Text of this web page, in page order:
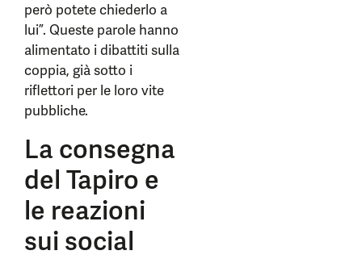
però potete chiederlo a
lui”. Queste parole hanno
alimentato i dibattiti sulla
coppia, già sotto i
riflettori per le loro vite
pubbliche.
La consegna
del Tapiro e
le reazioni
sui social